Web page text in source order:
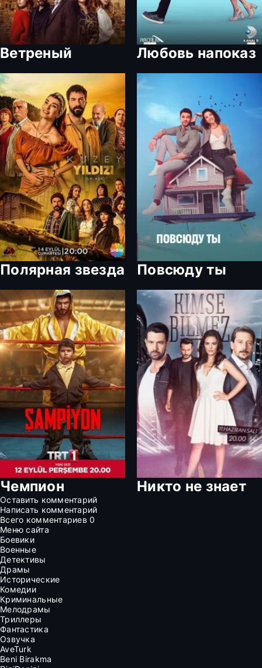
Ветреный Любовь напоказ
Полярная звезда Повсюду ты
Чемпион Никто не знает
Оставить комментарий
Написать комментарий
Всего комментариев0
Меню сайта
Боевики
Военные
Детективы
Драмы
Исторические
Комедии
Криминальные
Мелодрамы
Триллеры
Фантастика
Озвучка
AveTurk
Beni Birakma